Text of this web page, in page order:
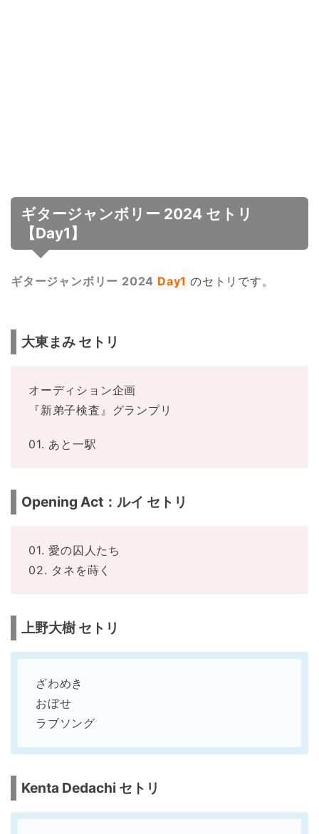
ギタージャンボリー 2024 セトリ
【Day1】
ギタージャンボリー 2024 Day1のセトリです。
大東まみ セトリ
オーディション企画
『新弟子検査』グランプリ
01. あと一駅
Opening Act：ルイ セトリ
01. 愛の囚人たち
02. タネを蒔く
上野大樹 セトリ
ざわめき
おぼせ
ラブソング
Kenta Dedachi セトリ